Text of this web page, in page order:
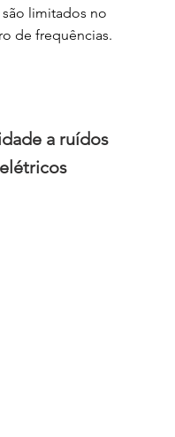
limitados no
de frequências.
a ruídos
elétricos